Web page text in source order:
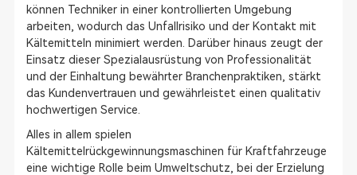
können Techniker in einer kontrollierten Umgebung
arbeiten, wodurch das Unfallrisiko und der Kontakt mit
Kältemitteln minimiert werden. Darüber hinaus zeugt der
Einsatz dieser Spezialausrüstung von Professionalität
und der Einhaltung bewährter Branchenpraktiken, stärkt
das Kundenvertrauen und gewährleistet einen qualitativ
hochwertigen Service.
Alles in allem spielen
Kältemittelrückgewinnungsmaschinen für Kraftfahrzeuge
eine wichtige Rolle beim Umweltschutz, bei der Erzielung